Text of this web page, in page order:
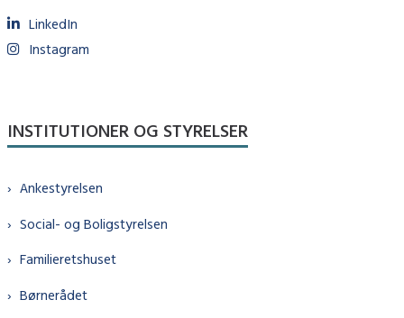
LinkedIn
Instagram
INSTITUTIONER OG STYRELSER
Ankestyrelsen
Social- og Boligstyrelsen
Familieretshuset
Børnerådet